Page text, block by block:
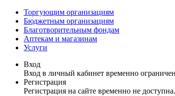
Торгующим организациям
Бюджетным организациям
Благотворительным фондам
Аптекам и магазинам
Услуги
Вход
Вход в личный кабинет временно
Регистрация
Регистрация на сайте временно не